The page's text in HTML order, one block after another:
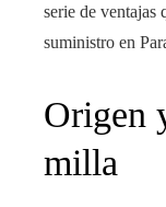
serie de ventajas
suministro en
Origen
milla